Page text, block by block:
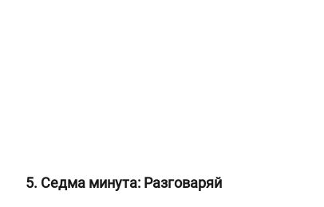
5. Седма минута: Разговаряй